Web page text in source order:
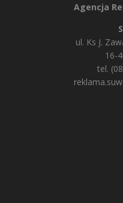
Agencja
ul. Ks J.
16-
tel.